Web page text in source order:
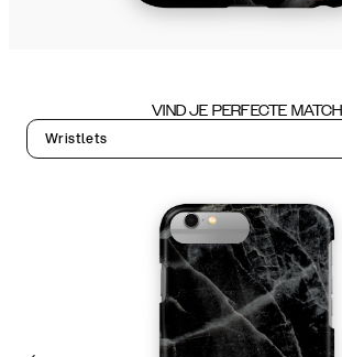
VIND JE PERFECTE MATCH
Wristlets